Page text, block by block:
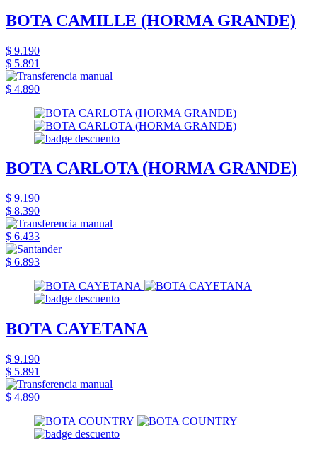
BOTA CAMILLE (HORMA GRANDE)
$ 9.190
$ 5.891
$ 4.890
BOTA CARLOTA (HORMA GRANDE)
$ 9.190
$ 8.390
$ 6.433
$ 6.893
BOTA CAYETANA
$ 9.190
$ 5.891
$ 4.890